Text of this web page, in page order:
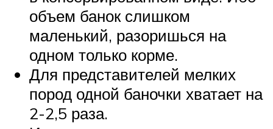
объем банок слишком
маленький, разоришься на
одном только корме.
Для представителей мелких
пород одной баночки хватает на
2-2,5 раза.